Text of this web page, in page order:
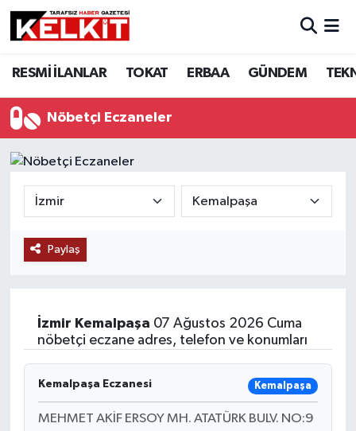
RESMİ İLANLAR TOKAT ERBAA GÜNDEM
Nöbetçi Eczaneler
Paylaş
İzmir Kemalpaşa 07 Ağustos 2026 Cuma
nöbetçi eczane adres, telefon ve konumları
Kemalpaşa Eczanesi Kemalpaşa
MEHMET AKİF ERSOY MH. ATATÜRK BULV. NO:9